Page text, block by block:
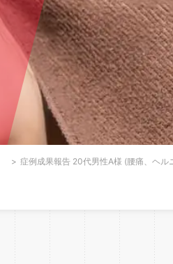
> 症例成果報告 20代男性A様 (腰痛、ヘル